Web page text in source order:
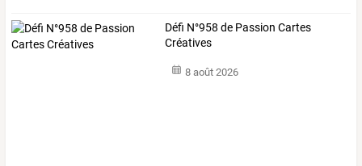
Défi N°958 de Passion Cartes
Créatives
8 août 2026